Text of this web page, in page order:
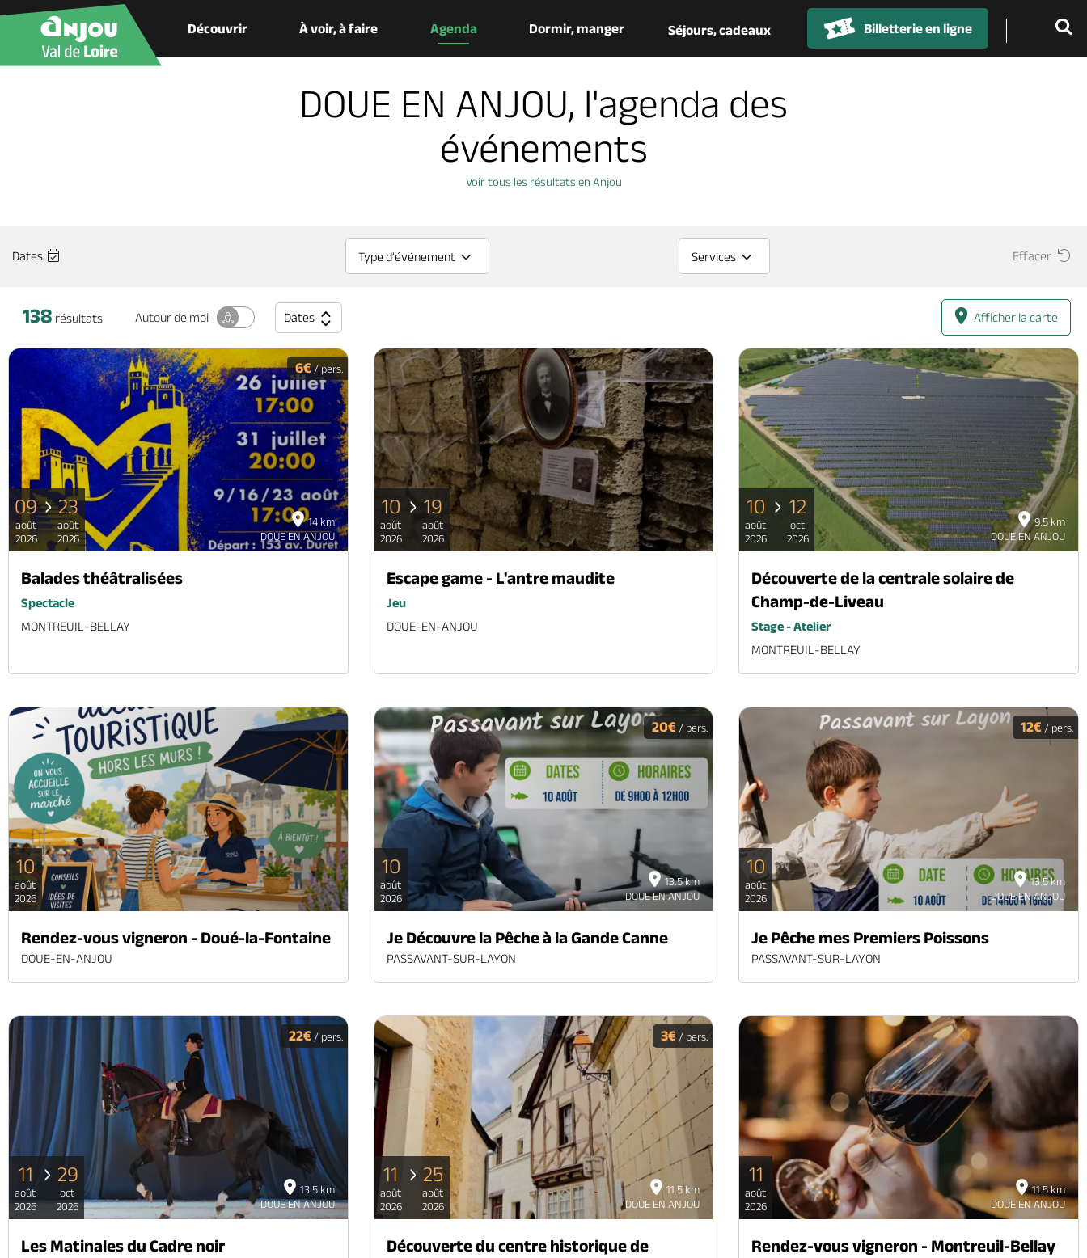
Découvrir À voir, à faire Agenda Dormir, manger Séjours, cadeaux Billetterie en ligne
DOUE EN ANJOU, l'agenda des
événements
Voir tous les résultats en Anjou
Dates Type d'événement Services Effacer
138 résultats Autourde moi Dates Afficher la carte
14 km
DOUE EN ANJOU
6€/ pers.
09
août
2026
23
août
2026
Balades théâtralisées
Spectacle
MONTREUIL-BELLAY
10
août
2026
19
août
2026
Escape game - L'antre maudite
Jeu
DOUE-EN-ANJOU
9.5 km
DOUE EN ANJOU
10
août
2026
12
oct
2026
Découverte de la centrale solaire de
Champ-de-Liveau
Stage - Atelier
MONTREUIL-BELLAY
10
août
2026
Rendez-vous vigneron - Doué-la-Fontaine
DOUE-EN-ANJOU
13.5 km
DOUE EN ANJOU
20€ / pers.
10
août
2026
Je Découvre la Pêche à la Gande Canne
PASSAVANT-SUR-LAYON
13.5 km
DOUE EN ANJOU
12€/ pers.
10
août
2026
Je Pêche mes Premiers Poissons
PASSAVANT-SUR-LAYON
13.5 km
DOUE EN ANJOU
22€/ pers.
11
août
2026
29
oct
2026
Les Matinales du Cadre noir
11.5 km
DOUE EN ANJOU
3€ / pers.
11
août
2026
25
août
2026
Découverte du centre historique de
11.5 km
DOUE EN ANJOU
11
août
2026
Rendez-vous vigneron - Montreuil-Bellay